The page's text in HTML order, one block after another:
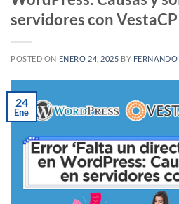
servidores con VestaCP
POSTED ON ENERO 24, 2025 BY
24
Ene